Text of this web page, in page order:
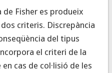
de Fisher es produeix
criteris. Discrepància
del tipus
el criteri de la
cas de col·lisió de les